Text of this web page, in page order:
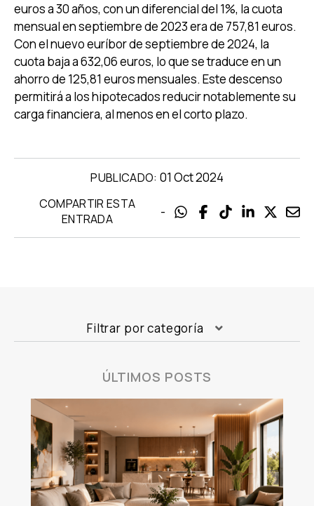
euros a 30 años, con un diferencial del 1%, la cuota
mensual en septiembre de 2023 era de 757,81 euros.
Con el nuevo euríbor de septiembre de 2024, la
cuota baja a 632,06 euros, lo que se traduce en un
ahorro de 125,81 euros mensuales. Este descenso
permitirá a los hipotecados reducir notablemente su
carga financiera, al menos en el corto plazo.
PUBLICADO: 01 Oct 2024
COMPARTIR ESTA
ENTRADA
-
Filtrar por categoría
ÚLTIMOS POSTS